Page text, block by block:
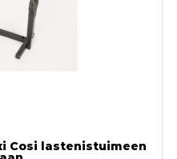
Cosi lastenistuimeen